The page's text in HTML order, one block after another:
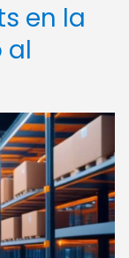
en la
al